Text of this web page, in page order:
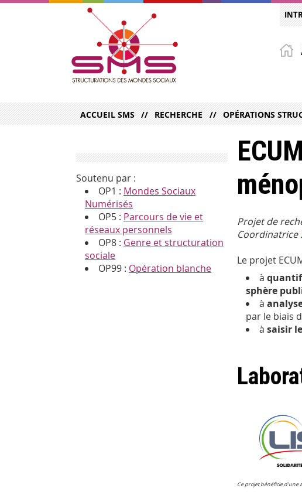
ACCUEIL SMS RECHERCHE OPÉRATIONS
Projet de
Coordinatrice
Le projet
à
sphère
à
par le biais
à saisir
Ce projet bénéficie d'une
Soutenu par :
OP1 : Mondes Sociaux
Numérisés
OP5 : Parcours de vie et
réseaux personnels
OP8 : Genre et structuration
sociale
OP99 : Opération blanche